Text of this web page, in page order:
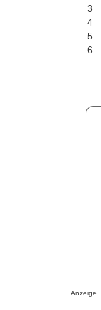
3
4
5
6
Anzeige